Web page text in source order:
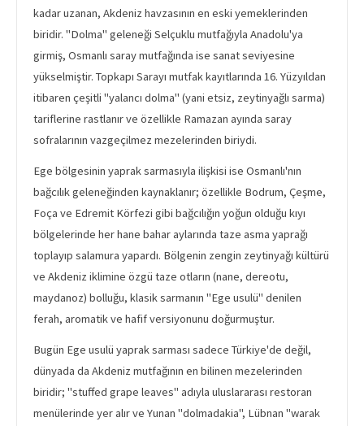
kadar uzanan, Akdeniz havzasının en eski yemeklerinden
biridir. "Dolma" geleneği Selçuklu mutfağıyla Anadolu'ya
girmiş, Osmanlı saray mutfağında ise sanat seviyesine
yükselmiştir. Topkapı Sarayı mutfak kayıtlarında 16. Yüzyıldan
itibaren çeşitli "yalancı dolma" (yani etsiz, zeytinyağlı sarma)
tariflerine rastlanır ve özellikle Ramazan ayında saray
sofralarının vazgeçilmez mezelerinden biriydi.
Ege bölgesinin yaprak sarmasıyla ilişkisi ise Osmanlı'nın
bağcılık geleneğinden kaynaklanır; özellikle Bodrum, Çeşme,
Foça ve Edremit Körfezi gibi bağcılığın yoğun olduğu kıyı
bölgelerinde her hane bahar aylarında taze asma yaprağı
toplayıp salamura yapardı. Bölgenin zengin zeytinyağı kültürü
ve Akdeniz iklimine özgü taze otların (nane, dereotu,
maydanoz) bolluğu, klasik sarmanın "Ege usulü" denilen
ferah, aromatik ve hafif versiyonunu doğurmuştur.
Bugün Ege usulü yaprak sarması sadece Türkiye'de değil,
dünyada da Akdeniz mutfağının en bilinen mezelerinden
biridir; "stuffed grape leaves" adıyla uluslararası restoran
menülerinde yer alır ve Yunan "dolmadakia", Lübnan "warak